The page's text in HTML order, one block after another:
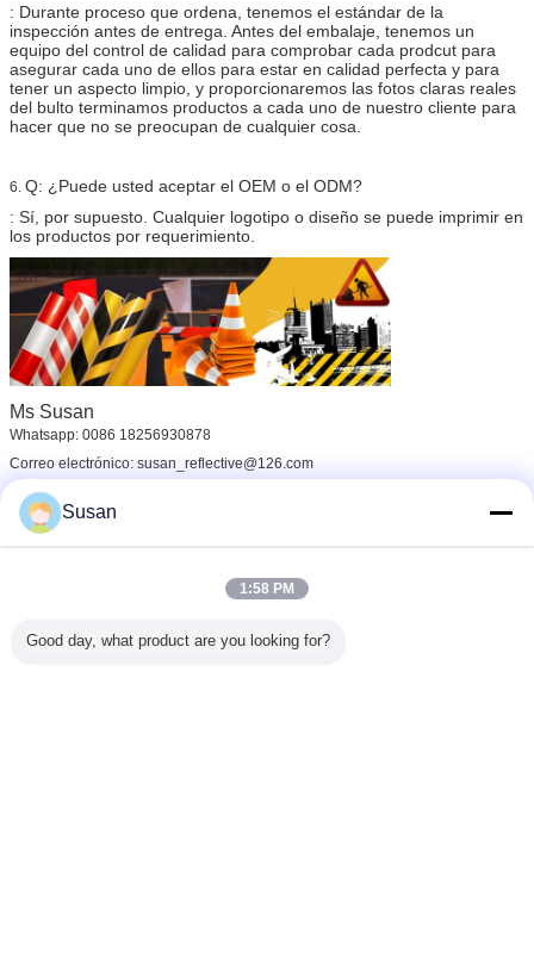
: Durante proceso que ordena, tenemos el estándar de la
inspección antes de entrega. Antes del embalaje, tenemos un
equipo del control de calidad para comprobar cada prodcut para
asegurar cada uno de ellos para estar en calidad perfecta y para
tener un aspecto limpio, y proporcionaremos las fotos claras reales
del bulto terminamos productos a cada uno de nuestro cliente para
hacer que no se preocupan de cualquier cosa.
6. Q: ¿Puede usted aceptar el OEM o el ODM?
: Sí, por supuesto. Cualquier logotipo o diseño se puede imprimir en
los productos por requerimiento.
Ms Susan
Whatsapp: 0086 18256930878
Correo electrónico: susan_reflective@126.com
¡Recepción para enviarnos la investigación!
El cubrir reflexivo rojo del EGP,
Susan
1:58 PM
Good day, what product are you looking for?